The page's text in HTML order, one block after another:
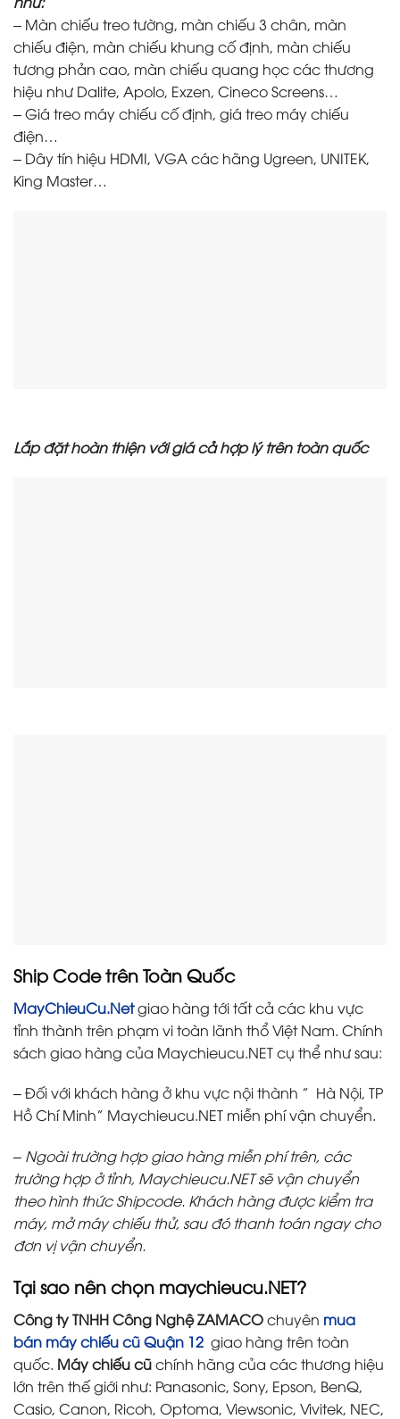
– Màn chiếu treo tường, màn chiếu 3 chân, màn
chiếu điện, màn chiếu khung cố định, màn chiếu
tương phản cao, màn chiếu quang học các thương
hiệu như Dalite, Apolo, Exzen, Cineco Screens…
– Giá treo máy chiếu cố định, giá treo máy chiếu
điện…
– Dây tín hiệu HDMI, VGA các hãng Ugreen, UNITEK,
King Master…
Lắp đặt hoàn thiện với giá cả hợp lý trên toàn quốc
Ship Code trên Toàn Quốc
MayChieuCu.Netgiao hàng tới tất cả các khu vực
tỉnh thành trên phạm vi toàn lãnh thổ Việt Nam. Chính
sách giao hàng của Maychieucu.NET cụ thể như sau:
– Đối với khách hàng ở khu vực nội thành ” Hà Nội, TP
Hồ Chí Minh” Maychieucu.NET miễn phí vận chuyển.
– Ngoài trường hợp giao hàng miễn phí trên, các
trường hợp ở tỉnh, Maychieucu.NET sẽ vận chuyển
theo hình thức Shipcode. Khách hàng được kiểm tra
máy, mở máy chiếu thử, sau đó thanh toán ngay cho
đơn vị vận chuyển.
Tại sao nên chọn maychieucu.NET?
Công ty TNHH Công Nghệ ZAMACOchuyên mua
bán máy chiếu cũ Quận 12 giao hàng trên toàn
quốc. Máy chiếu cũchính hãng của các thương hiệu
lớn trên thế giới như: Panasonic, Sony, Epson, BenQ,
Casio, Canon, Ricoh, Optoma, Viewsonic, Vivitek, NEC,